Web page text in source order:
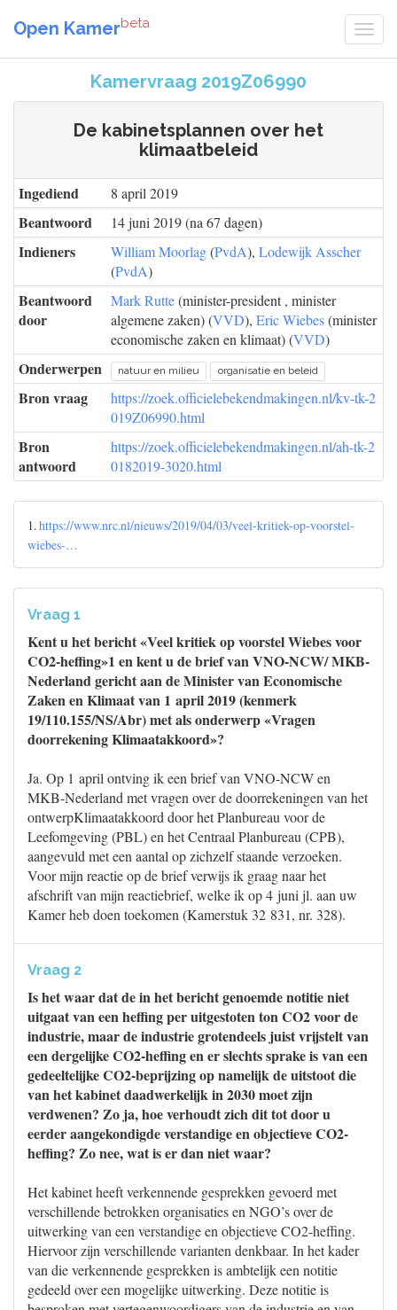
Open Kamerbeta
Kamervraag 2019Z06990
De kabinetsplannen over het
klimaatbeleid
Ingediend 8 april 2019
Beantwoord 14 juni 2019 (na 67 dagen)
Indieners William Moorlag(PvdA), Lodewijk Asscher
(PvdA)
Beantwoord
door
Mark Rutte(minister-president , minister
algemene zaken) (VVD), Eric Wiebes(minister
economische zaken en klimaat) (VVD)
Onderwerpen natuur en milieu organisatie en beleid
Bron vraag
https://zoek.officielebekendmakingen.nl/kv-tk-2
019Z06990.html
Bron
antwoord
https://zoek.officielebekendmakingen.nl/ah-tk-2
0182019-3020.html
1.https://www.nrc.nl/nieuws/2019/04/03/veel-kritiek-op-voorstel-
wiebes-…
Vraag 1
Kent u het bericht «Veel kritiek op voorstel Wiebes voor
CO2-heffing»1 en kent u de brief van VNO-NCW/ MKB-
Nederland gericht aan de Minister van Economische
Zaken en Klimaat van 1 april 2019 (kenmerk
19/110.155/NS/Abr) met als onderwerp «Vragen
doorrekening Klimaatakkoord»?
Ja. Op 1 april ontving ik een brief van VNO-NCW en
MKB-Nederland met vragen over de doorrekeningen van het
ontwerpKlimaatakkoord door het Planbureau voor de
Leefomgeving (PBL) en het Centraal Planbureau (CPB),
aangevuld met een aantal op zichzelf staande verzoeken.
Voor mijn reactie op de brief verwijs ik graag naar het
afschrift van mijn reactiebrief, welke ik op 4 juni jl. aan uw
Kamer heb doen toekomen (Kamerstuk 32 831, nr. 328).
Vraag 2
Is het waar dat de in het bericht genoemde notitie niet
uitgaat van een heffing per uitgestoten ton CO2 voor de
industrie, maar de industrie grotendeels juist vrijstelt van
een dergelijke CO2-heffing en er slechts sprake is van een
gedeeltelijke CO2-beprijzing op namelijk de uitstoot die
van het kabinet daadwerkelijk in 2030 moet zijn
verdwenen? Zo ja, hoe verhoudt zich dit tot door u
eerder aangekondigde verstandige en objectieve CO2-
heffing? Zo nee, wat is er dan niet waar?
Het kabinet heeft verkennende gesprekken gevoerd met
verschillende betrokken organisaties en NGO’s over de
uitwerking van een verstandige en objectieve CO2-heffing.
Hiervoor zijn verschillende varianten denkbaar. In het kader
van die verkennende gesprekken is ambtelijk een notitie
gedeeld over een mogelijke uitwerking. Deze notitie is